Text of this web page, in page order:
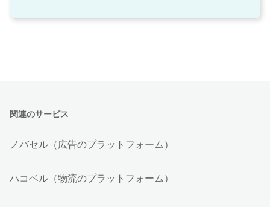
関連のサービス
ノバセル（広告のプラットフォーム）
ハコベル（物流のプラットフォーム）